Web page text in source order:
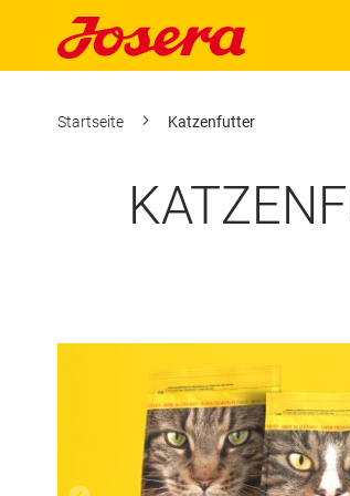
Startseite Katzenfutter